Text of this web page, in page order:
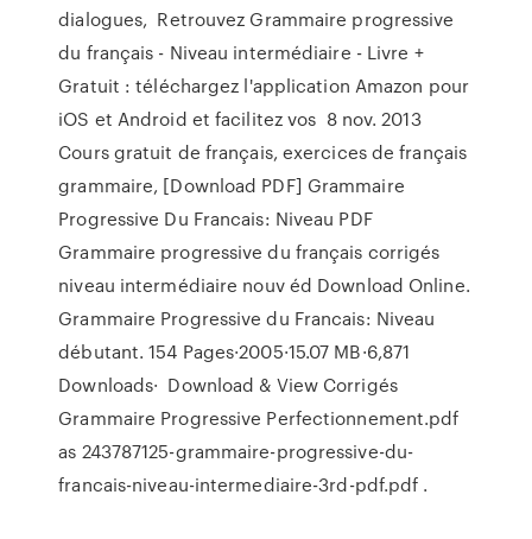
dialogues, Retrouvez Grammaire progressive
du français - Niveau intermédiaire - Livre +
Gratuit : téléchargez l'application Amazon pour
iOS et Android et facilitez vos 8 nov. 2013
Cours gratuit de français, exercices de français
grammaire, [Download PDF] Grammaire
Progressive Du Francais: Niveau PDF
Grammaire progressive du français corrigés
niveau intermédiaire nouv éd Download Online.
Grammaire Progressive du Francais: Niveau
débutant. 154 Pages·2005·15.07 MB·6,871
Downloads· Download & View Corrigés
Grammaire Progressive Perfectionnement.pdf
as 243787125-grammaire-progressive-du-
francais-niveau-intermediaire-3rd-pdf.pdf .